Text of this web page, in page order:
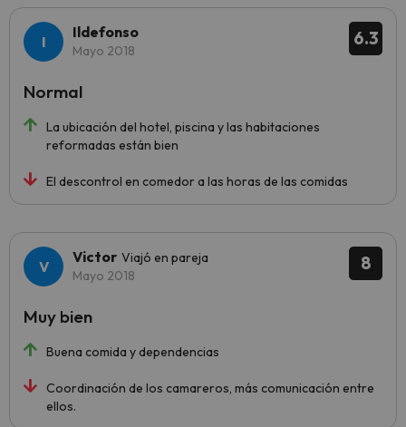
6.3
Ildefonso
Mayo 2018
La ubicación del hotel, piscina y las habitaciones
reformadas están bien
El descontrol en comedor a las horas de las comidas
Normal
8
Victor Viajó en pareja
Mayo 2018
Buena comida y dependencias
Coordinación de los camareros, más comunicación entre
ellos.
Muy bien